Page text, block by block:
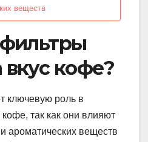
веществ
кофе?
ключевую роль в
так как они влияют
ароматических веществ